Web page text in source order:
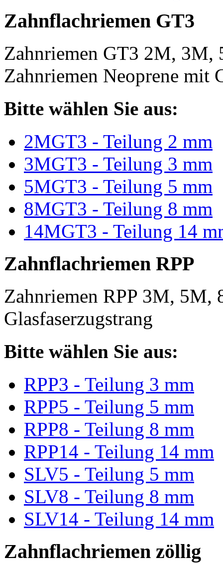
Zahnflachriemen GT3
Zahnriemen GT3 2M, 3M,
Zahnriemen Neoprene mit
Bitte wählen Sie aus:
2MGT3 - Teilung 2 mm
3MGT3 - Teilung 3 mm
5MGT3 - Teilung 5 mm
8MGT3 - Teilung 8 mm
14MGT3 - Teilung 14
Zahnflachriemen RPP
Zahnriemen RPP 3M, 5M,
Glasfaserzugstrang
Bitte wählen Sie aus:
RPP3 - Teilung 3 mm
RPP5 - Teilung 5 mm
RPP8 - Teilung 8 mm
RPP14 - Teilung 14 mm
SLV5 - Teilung 5 mm
SLV8 - Teilung 8 mm
SLV14 - Teilung 14 mm
Zahnflachriemen zöllig